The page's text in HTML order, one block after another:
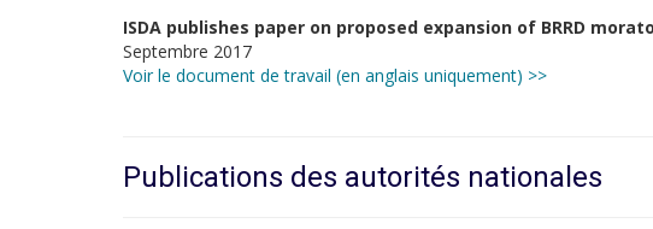
ISDA publishes paper on proposed expansion of BRRD
Septembre 2017
Voir le document de travail (en anglais uniquement) >>
Publications des autorités nationales